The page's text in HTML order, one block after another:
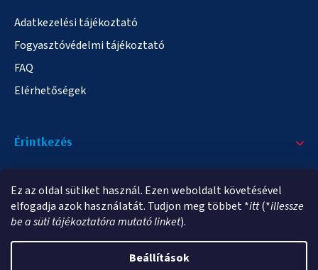
Ez az oldal sütiket használ. Ezen weboldalt követésével
elfogadja azok használatát. Tudjon meg többet *itt(*illessze
be a süti tájékoztatóra mutató linket).
Beállítások
Adatkezelési tájékoztató
Fogyasztóvédelmi tájékoztató
FAQ
Elérhetőségek
Érintkezés
info@elampa.hu
elampa.hu. Minden jog fenntartva.